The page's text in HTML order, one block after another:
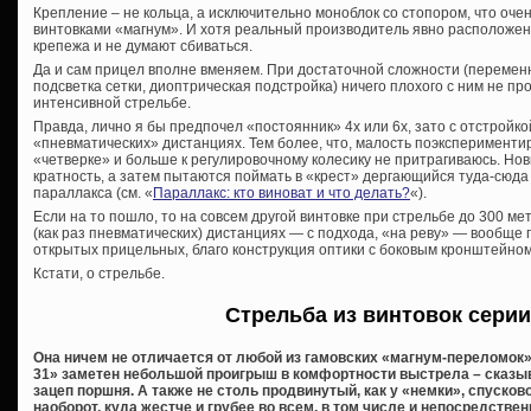
Крепление – не кольца, а исключительно моноблок со стопором, что
винтовками «магнум». И хотя реальный производитель явно
крепежа и не думают сбиваться.
Да и сам прицел вполне вменяем. При достаточной сложности
подсветка сетки, диоптрическая подстройка) ничего плохого с ним не
интенсивной стрельбе.
Правда, лично я бы предпочел «постоянник» 4х или 6х, зато с
«пневматических» дистанциях. Тем более, что, малость
«четверке» и больше к регулировочному колесику не притрагиваюсь.
кратность, а затем пытаются поймать в «крест» дергающийся туда-
параллакса (см. «Параллакс: кто виноват и что делать?«).
Если на то пошло, то на совсем другой винтовке при стрельбе до 300
(как раз пневматических) дистанциях — с подхода, «на реву» —
открытых прицельных, благо конструкция оптики с боковым
Кстати, о стрельбе.
Стрельба из винтовок
Она ничем не отличается от любой из гамовских «магнум-
31» заметен небольшой проигрыш в комфортности выстрела –
зацеп поршня. А также не столь продвинутый, как у «немки»,
наоборот, куда жестче и грубее во всем, в том числе и